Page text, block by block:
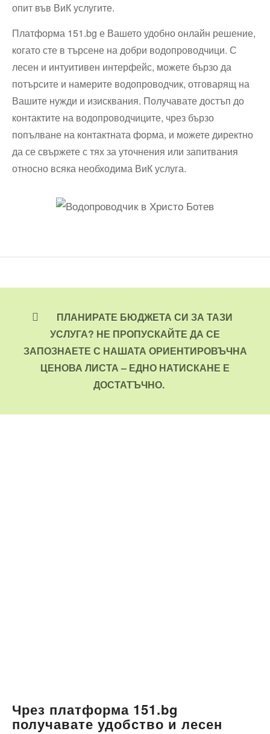
опит във ВиК услугите.
Платформа 151.bg е Вашето удобно онлайн решение,
когато сте в търсене на добри водопроводчици. С
лесен и интуитивен интерфейс, можете бързо да
потърсите и намерите водопроводчик, отговарящ на
Вашите нужди и изисквания. Получавате достъп до
контактите на водопроводчиците, чрез бързо
попълване на контактната форма, и можете директно
да се свържете с тях за уточнения или запитвания
относно всяка необходима ВиК услуга.
ПЛАНИРАТЕ БЮДЖЕТА СИ ЗА ТАЗИ
УСЛУГА? НЕ ПРОПУСКАЙТЕ ДА СЕ
ЗАПОЗНАЕТЕ С НАШАТА ОРИЕНТИРОВЪЧНА
ЦЕНОВА ЛИСТА – ЕДНО НАТИСКАНЕ Е
ДОСТАТЪЧНО.
Чрез платформа 151.bg
получавате удобство и лесен